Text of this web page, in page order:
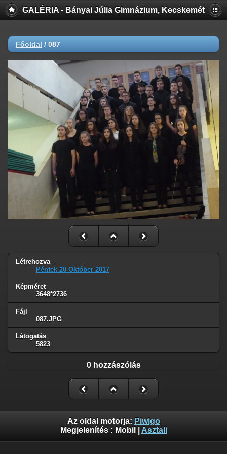
GALÉRIA - Bányai Júlia Gimnázium, Kecskemét
Főoldal / 087
Létrehozva
Péntek 20 Október 2017
Képméret
3648*2736
Fájl
087.JPG
Látogatás
5823
0 hozzászólás
Az oldal motorja: Piwigo
Megjelenítés : Mobil Asztali